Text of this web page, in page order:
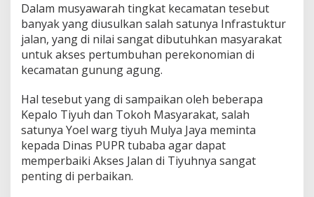
s
I
n
f
r
a
t
r
u
k
t
u
r
Dalam musyawarah tingkat kecamatan tesebut
banyak yang diusulkan salah satunya Infrastuktur
jalan, yang di nilai sangat dibutuhkan masyarakat
untuk akses pertumbuhan perekonomian di
kecamatan gunung agung.
Hal tesebut yang di sampaikan oleh beberapa
Kepalo Tiyuh dan Tokoh Masyarakat, salah
satunya Yoel warg tiyuh Mulya Jaya meminta
kepada Dinas PUPR tubaba agar dapat
memperbaiki Akses Jalan di Tiyuhnya sangat
penting di perbaikan.